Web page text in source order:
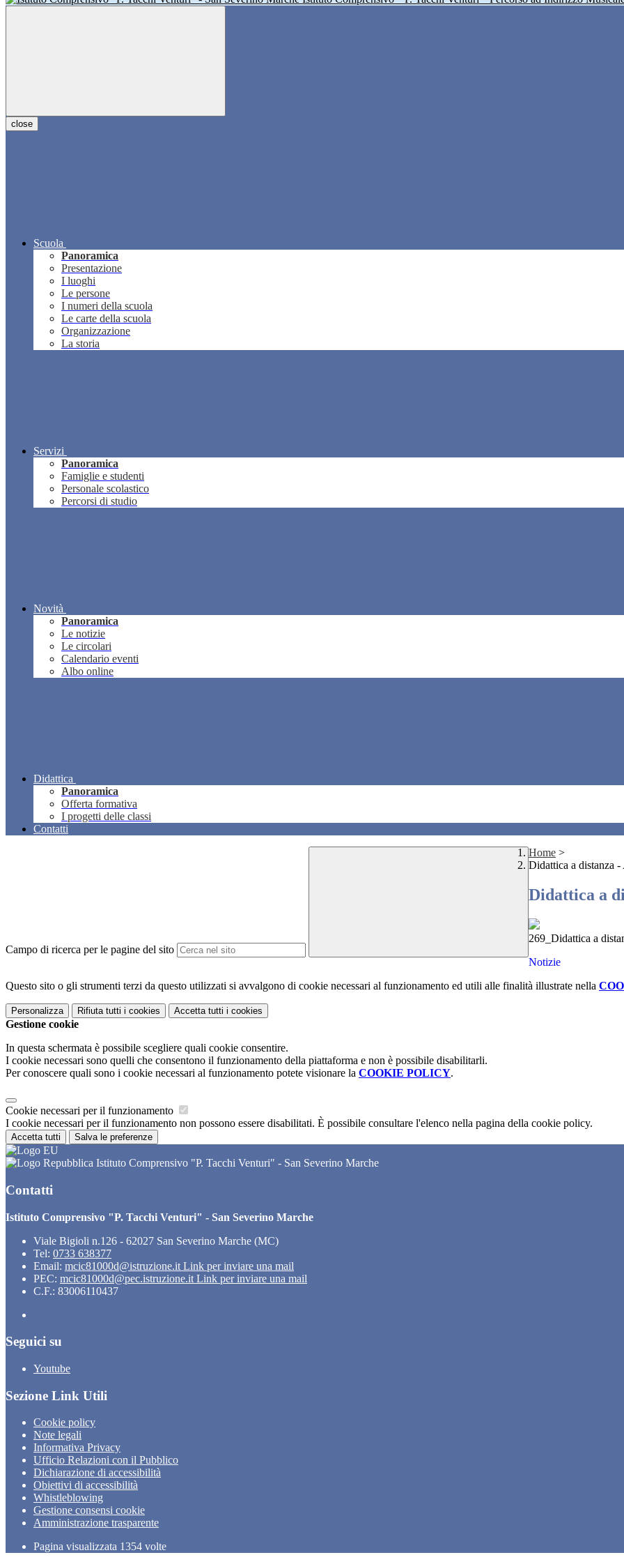
close
Scuola
Panoramica
Presentazione
I luoghi
Le persone
I numeri della scuola
Le carte della scuola
Organizzazione
La storia
Servizi
Panoramica
Famiglie e studenti
Personale scolastico
Percorsi di studio
Novità
Panoramica
Le notizie
Le circolari
Calendario eventi
Albo online
Didattica
Panoramica
Offerta formativa
I progetti delle classi
Contatti
Campo di ricerca per le pagine del sito
Home >
Didattica a distanza
Didattica a
269_Didattica a
Notizie
Questo sito o gli strumenti terzi da questo utilizzati si avvalgono di cookie necessari al funzionamento ed utili alle finalità illustrate nella
Personalizza Rifiuta tutti i cookies Accetta tutti i cookies
Gestione cookie
In questa schermata è possibile scegliere quali cookie consentire.
I cookie necessari sono quelli che consentono il funzionamento della piattaforma e non è possibile disabilitarli.
Per conoscere quali sono i cookie necessari al funzionamento potete visionare la COOKIE POLICY.
Cookie necessari per il funzionamento
I cookie necessari per il funzionamento non possono essere disabilitati. È possibile consultare l'elenco nella pagina della cookie policy.
Accetta tutti Salva le preferenze
Istituto Comprensivo "P. Tacchi Venturi" - San Severino Marche
Contatti
Istituto Comprensivo "P. Tacchi Venturi" - San Severino Marche
Viale Bigioli n.126 - 62027 San Severino Marche (MC)
Tel: 0733 638377
Email: mcic81000d@istruzione.it Link per inviare una mail
PEC: mcic81000d@pec.istruzione.it Link per inviare una mail
C.F.: 83006110437
Seguici su
Youtube
Sezione Link Utili
Cookie policy
Note legali
Informativa Privacy
Ufficio Relazioni con il Pubblico
Dichiarazione di accessibilità
Obiettivi di accessibilità
Whistleblowing
Gestione consensi cookie
Amministrazione trasparente
Pagina visualizzata 1354 volte